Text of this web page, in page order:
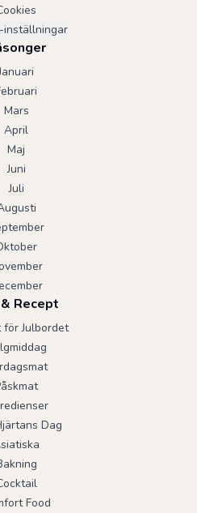
inställningar
Mars
April
Maj
Juni
Juli
Recept
för Julbordet
Dag
Food